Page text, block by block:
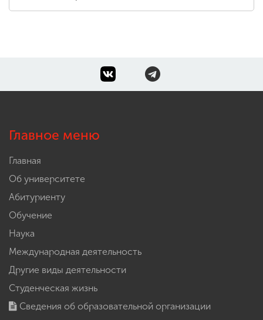
Главное меню
Главная
Об университете
Абитуриенту
Обучение
Наука
Международная деятельность
Другие виды деятельности
Студенческая жизнь
Сведения об образовательной организации